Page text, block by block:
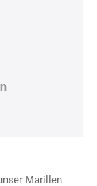
Marillen